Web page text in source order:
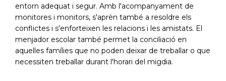
entorn adequat i segur. Amb l'acompanyament de
monitores i monitors, s'aprèn també a resoldre els
conflictes i s'enforteixen les relacions i les amistats. El
menjador escolar també permet la conciliació en
aquelles famílies que no poden deixar de treballar o que
necessiten treballar durant l'horari del migdia.